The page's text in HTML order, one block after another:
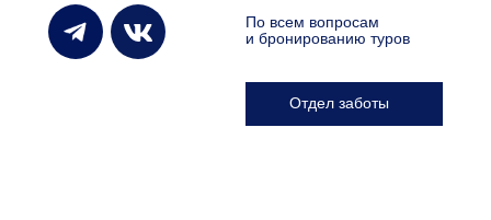
По всем вопросам
и бронированию туров
Отдел заботы